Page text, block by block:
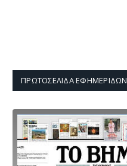
ΠΡΩΤΟΣΈΛΙΔΑ ΕΦΗΜΕΡΊΔΩΝ